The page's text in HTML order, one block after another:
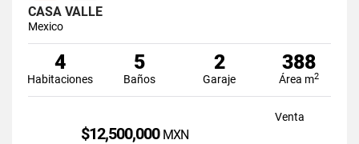
CASA VALLE
Mexico
4
Habitaciones
5
Baños
2
Garaje
388
Área m2
Venta
$12,500,000 MXN